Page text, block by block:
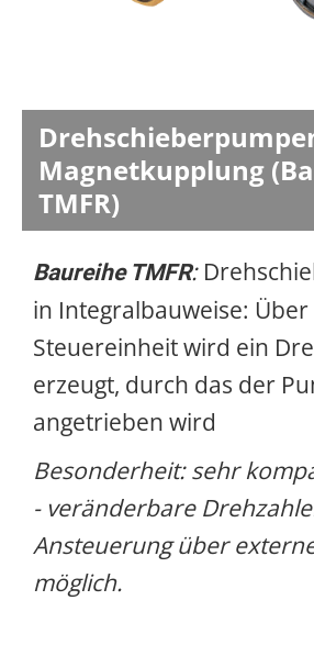
Magnetkupplung
TMFR)
Baureihe TMFR:
in Integralbauweise:
Steuereinheit wird ein
erzeugt, durch das der
angetrieben wird
Besonderheit: sehr
- veränderbare
Ansteuerung über
möglich.